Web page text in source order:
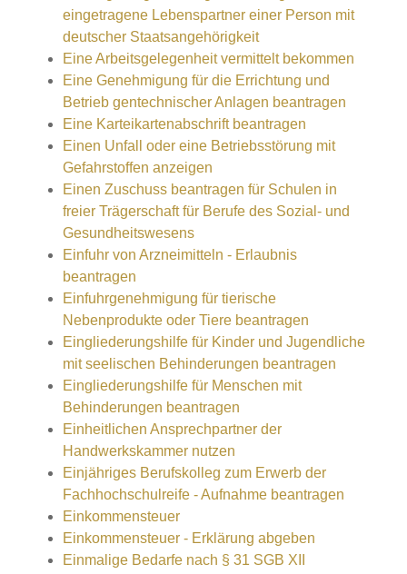
eingetragene Lebenspartner einer Person mit
deutscher Staatsangehörigkeit
Eine Arbeitsgelegenheit vermittelt bekommen
Eine Genehmigung für die Errichtung und
Betrieb gentechnischer Anlagen beantragen
Eine Karteikartenabschrift beantragen
Einen Unfall oder eine Betriebsstörung mit
Gefahrstoffen anzeigen
Einen Zuschuss beantragen für Schulen in
freier Trägerschaft für Berufe des Sozial- und
Gesundheitswesens
Einfuhr von Arzneimitteln - Erlaubnis
beantragen
Einfuhrgenehmigung für tierische
Nebenprodukte oder Tiere beantragen
Eingliederungshilfe für Kinder und Jugendliche
mit seelischen Behinderungen beantragen
Eingliederungshilfe für Menschen mit
Behinderungen beantragen
Einheitlichen Ansprechpartner der
Handwerkskammer nutzen
Einjähriges Berufskolleg zum Erwerb der
Fachhochschulreife - Aufnahme beantragen
Einkommensteuer
Einkommensteuer - Erklärung abgeben
Einmalige Bedarfe nach § 31 SGB XII